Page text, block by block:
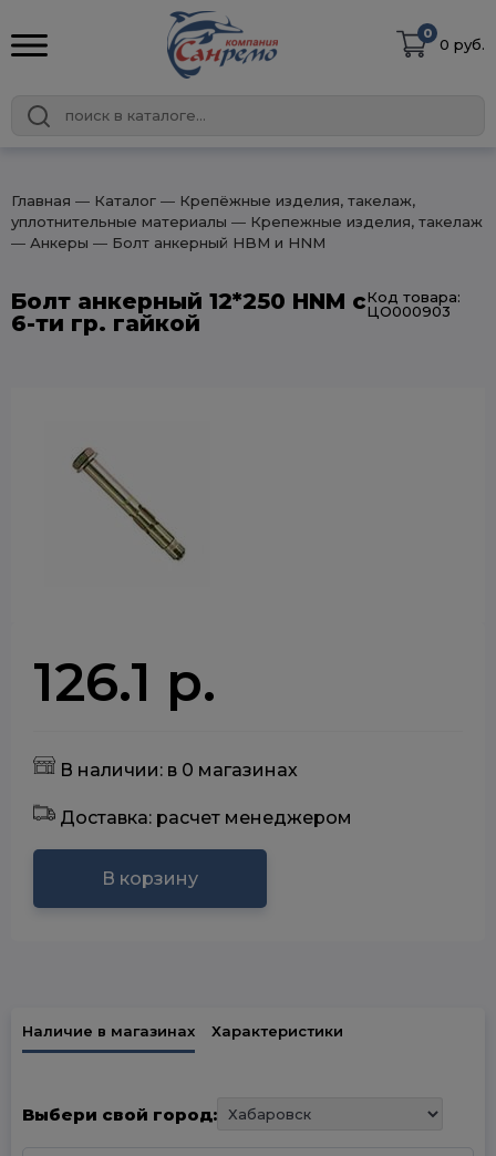
0
0 руб.
Главная ― Каталог ― Крепёжные изделия, такелаж,
уплотнительные материалы ― Крепежные изделия, такелаж
― Анкеры ― Болт анкерный HBM и HNM
Болт анкерный 12*250 HNM с
6-ти гр. гайкой
Код товара:
ЦО000903
126.1 р.
В наличии: в 0 магазинах
Доставка: расчет менеджером
В корзину
Наличие в магазинах Характеристики
Выбери свой город: